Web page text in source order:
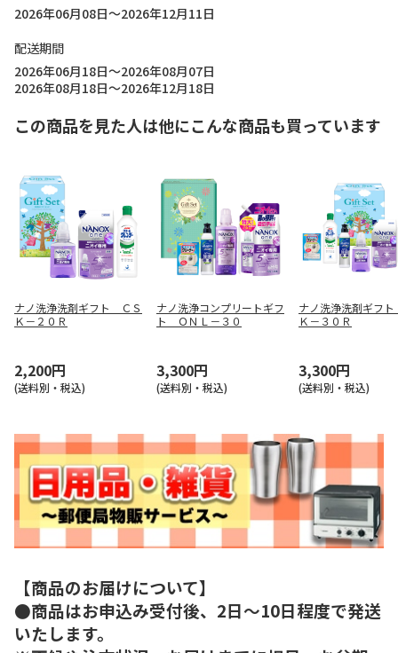
2026年06月08日～2026年12月11日
配送期間
2026年06月18日～2026年08月07日
2026年08月18日～2026年12月18日
この商品を見た人は他にこんな商品も買っています
ナノ洗浄洗剤ギフト ＣＳ
Ｋ－２０Ｒ
2,200円
(送料別・税込)
ナノ洗浄コンプリートギフ
ト ＯＮＬ－３０
3,300円
(送料別・税込)
ナノ洗浄洗剤ギフ
Ｋ－３０Ｒ
3,300円
(送料別・税込)
【商品のお届けについて】
●商品はお申込み受付後、2日～10日程度で発送
いたします。